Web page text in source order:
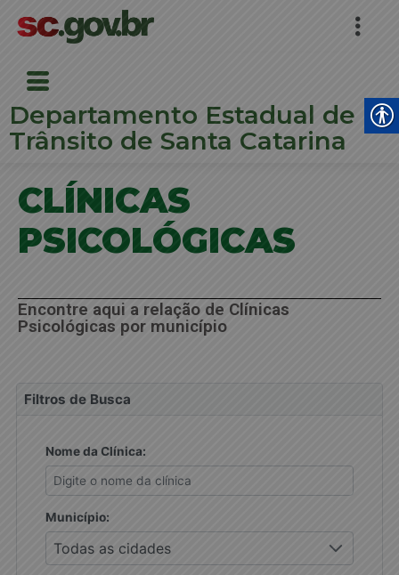
Departamento Estadual de
Trânsito de Santa Catarina
CLÍNICAS
PSICOLÓGICAS
Encontre aqui a relação de Clínicas
Psicológicas por município